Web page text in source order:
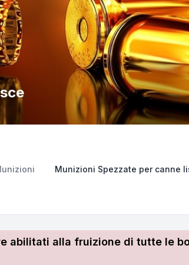
Munizioni Spezzate per canne
abilitati alla fruizione di tutte le